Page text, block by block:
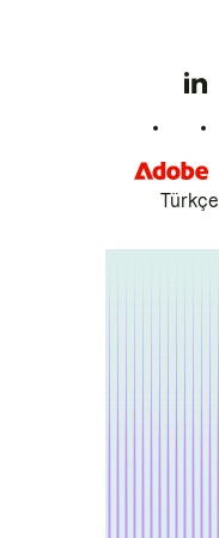
Türkçe